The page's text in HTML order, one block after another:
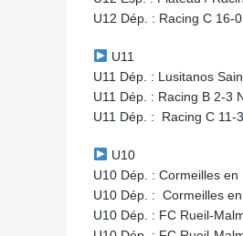
U12 Dép. : Racing C 16-
U11
U11 Dép. : Lusitanos
U11 Dép. : Racing B 2-3
U11 Dép. : Racing C 11-
U10
U10 Dép. : Cormeilles
U10 Dép. : Cormeilles
U10 Dép. : FC Rueil-